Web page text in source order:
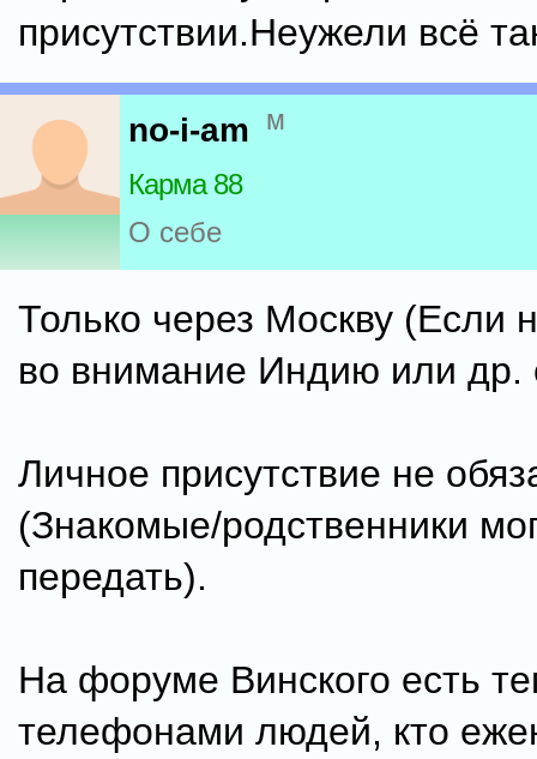
присутствии.Неужели всё
no-i-am м
Карма 88
О себе
Только через Москву (Если
во внимание Индию или др.
Личное присутствие не
(Знакомые/родственники
передать).
На форуме Винского есть
телефонами людей, кто